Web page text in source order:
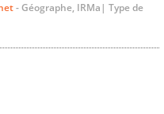
- Géographe, IRMa| Type de